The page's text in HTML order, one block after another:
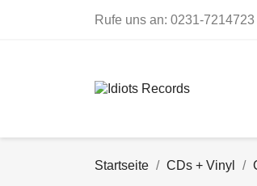
Rufe uns an: 0231-7214723
Startseite CDs + Vinyl